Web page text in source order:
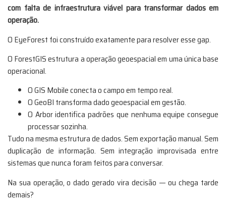
com falta de infraestrutura viável para transformar dados em
operação.
O EyeForest foi construído exatamente para resolver esse gap.
O ForestGIS estrutura a operação geoespacial em uma única base
operacional.
O GIS Mobile conecta o campo em tempo real.
O GeoBI transforma dado geoespacial em gestão.
O Arbor identifica padrões que nenhuma equipe consegue
processar sozinha.
Tudo na mesma estrutura de dados. Sem exportação manual. Sem
duplicação de informação. Sem integração improvisada entre
sistemas que nunca foram feitos para conversar.
Na sua operação, o dado gerado vira decisão — ou chega tarde
demais?